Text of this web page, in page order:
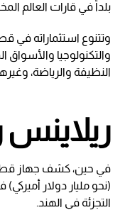
بلداً في قارات العالم
وتتنوع استثماراته في
والتكنولوجيا والأسواق
النظيفة والرياضة،
ريلاينس
(نحو مليار دولار
التجزئة في الهند.